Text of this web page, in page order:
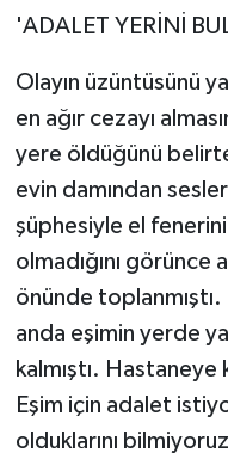
'ADALET YERİNİ
Olayın üzüntüsünü
en ağır cezayı
yere öldüğünü
evin damından
şüphesiyle el fenerini
olmadığını görünce
önünde
anda eşimin yerde
kalmıştı. Hastaneye
Eşim için adalet
olduklarını